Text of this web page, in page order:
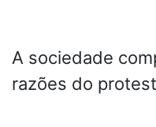
A sociedade
razões do